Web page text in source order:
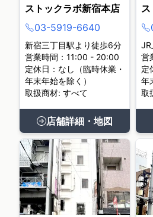
ストックラボ新宿本店
03-5919-6640
新宿三丁目駅より徒歩6分
営業時間：11:00 - 20:00
定休日：なし（臨時休業・
年末年始を除く）
取扱商材: すべて
店舗詳細・地図
営
定
年
取